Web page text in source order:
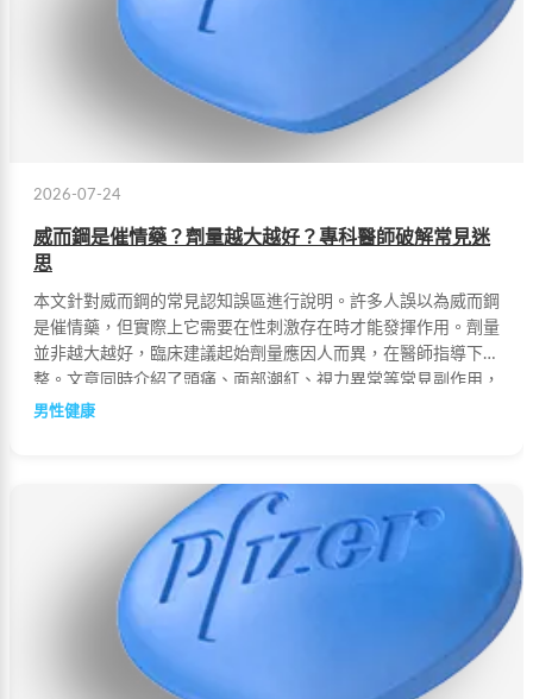
2026-07-24
威而鋼是催情藥？劑量越大越好？專科醫師破解常見迷
思
本文針對威而鋼的常見認知誤區進行說明。許多人誤以為威而鋼
是催情藥，但實際上它需要在性刺激存在時才能發揮作用。劑量
並非越大越好，臨床建議起始劑量應因人而異，在醫師指導下調
整。文章同時介紹了頭痛、面部潮紅、視力異常等常見副作用，
以及服藥後30-60分鐘生效、藥效持續4-5小時的使用時機，正
男性健康